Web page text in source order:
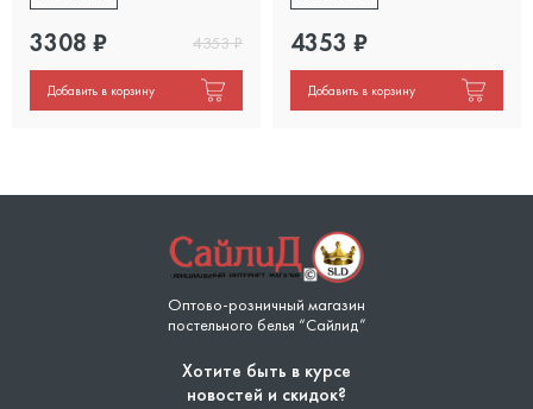
3308 ₽ 4353₽
Добавить в корзину
4353 ₽
Добавить в корзину
Оптово-розничный магазин
постельного белья “Сайлид”
Хотите быть в курсе
новостей и скидок?